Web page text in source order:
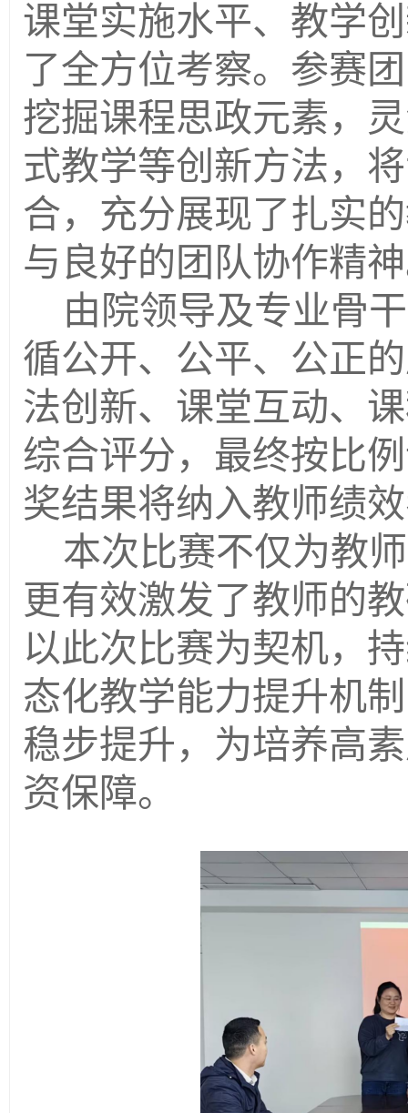
课堂实施水平、教学
了全方位考察。参赛
挖掘课程思政元素，
式教学等创新方法，
合，充分展现了扎实
与良好的团队协作精
由院领导及专业骨
循公开、公平、公正
法创新、课堂互动、
综合评分，最终按比
奖结果将纳入教师绩
本次比赛不仅为教
更有效激发了教师的
以此次比赛为契机，
态化教学能力提升机
稳步提升，为培养高
资保障。